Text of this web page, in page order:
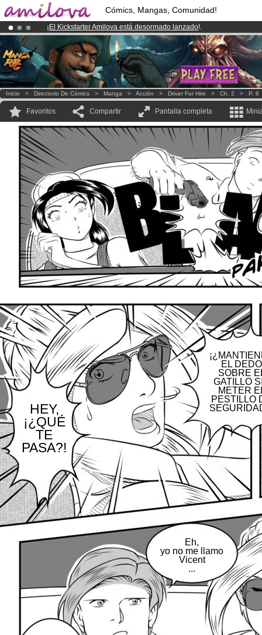
Cómics, Mangas, Comunidad!
¡ El Kickstarter Amilova está desormado lanzado!.
¡Ya tenemos 134393miembrosy 1208Cómics y Mangas!.
¡Conviertete en Premium por3.95 euros al mes!Hazte Premium ya
Inicio > Directorio De Cómics > Manga > Acción > Driver For Hire > Ch. 2 > P. 6
Favoritos Compartir Pantalla completa
HEY,
¡¿QUÉ
TE
PASA?!
EL DEDO
SOBRE
GATILLO
METER
PESTILLO
Eh,
yo no me llamo
Vicent
...